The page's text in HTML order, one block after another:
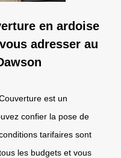
en ardoise
adresser au
est un
confier la pose de
tarifaires sont
les budgets et vous